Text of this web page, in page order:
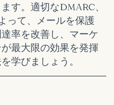
す。適切なDMARC、
って、メールを保護
率を改善し、マーケ
最大限の効果を発揮
学びましょう。